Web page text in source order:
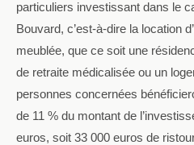
particuliers investissant dans le
Bouvard, c’est-à-dire la location
meublée, que ce soit une
de retraite médicalisée ou un
personnes concernées
de 11 % du montant de
euros, soit 33 000 euros de